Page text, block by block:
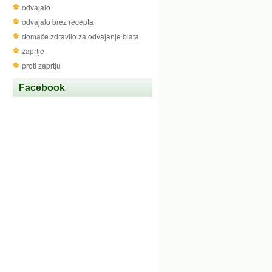
odvajalo
odvajalo brez recepta
domače zdravilo za odvajanje blata
zaprtje
proti zaprtju
Facebook